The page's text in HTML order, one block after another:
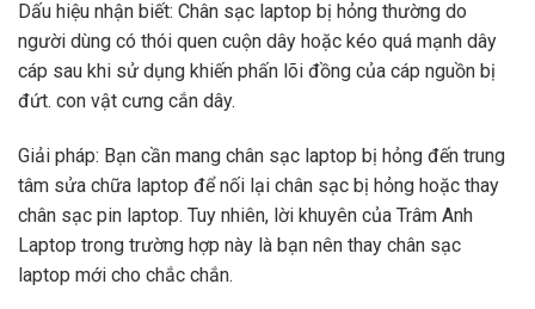
Dấu hiệu nhận biết: Chân sạc laptop bị hỏng thường do
người dùng có thói quen cuộn dây hoặc kéo quá mạnh dây
cáp sau khi sử dụng khiến phấn lõi đồng của cáp nguồn bị
đứt. con vật cưng cắn dây.
Giải pháp: Bạn cần mang chân sạc laptop bị hỏng đến trung
tâm sửa chữa laptop để nối lại chân sạc bị hỏng hoặc thay
chân sạc pin laptop. Tuy nhiên, lời khuyên của Trâm Anh
Laptop trong trường hợp này là bạn nên thay chân sạc
laptop mới cho chắc chắn.